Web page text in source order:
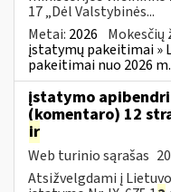
17 „Dėl Valstybinės...
Metai: 2026
įstatymų pakeitimai »
pakeitimai nuo 2026 m.
įstatymo
(komentaro) 12
ir
Web turinio sąrašas
Atsižvelgdami į